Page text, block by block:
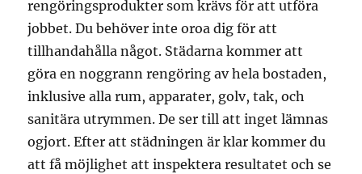
rengöringsprodukter som krävs för att utföra
jobbet. Du behöver inte oroa dig för att
tillhandahålla något. Städarna kommer att
göra en noggrann rengöring av hela bostaden,
inklusive alla rum, apparater, golv, tak, och
sanitära utrymmen. De ser till att inget lämnas
ogjort. Efter att städningen är klar kommer du
att få möjlighet att inspektera resultatet och se